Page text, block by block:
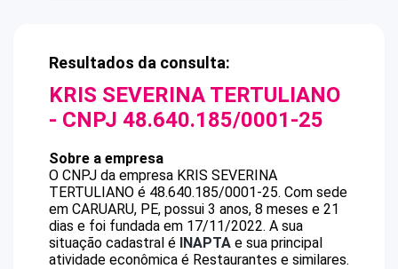
Resultados da consulta:
KRIS SEVERINA TERTULIANO
- CNPJ 48.640.185/0001-25
Sobre a empresa
O CNPJ da empresa KRIS SEVERINA
TERTULIANO é 48.640.185/0001-25. Com sede
em CARUARU, PE, possui 3 anos, 8 meses e 21
dias e foi fundada em 17/11/2022. A sua
situação cadastral é INAPTA e sua principal
atividade econômica é Restaurantes e similares.